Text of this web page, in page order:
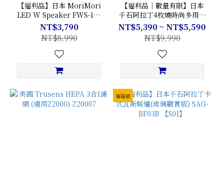
【福利品】日本 MoriMori
LED W Speaker FWS-170
【M1】
NT$3,790
NT$8,990
【福利品｜數量有限】日本
千石阿拉丁4枚燒時尚多用途
烤箱 AET-G13T
NT$5,390 ~ NT$5,590
NT$9,990
僅箱損